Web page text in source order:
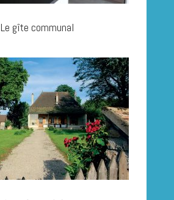
Le gîte communal